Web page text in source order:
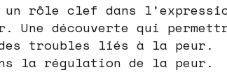
rôle clef dans
Une découverte qui
troubles liés à la peur.
la régulation de la peur.